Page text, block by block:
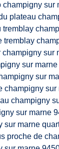
champigny sur
plateau
tremblay
tremblay
champigny sur
sur
sur
champigny sur
champigny
sur marne
sur marne
proche de